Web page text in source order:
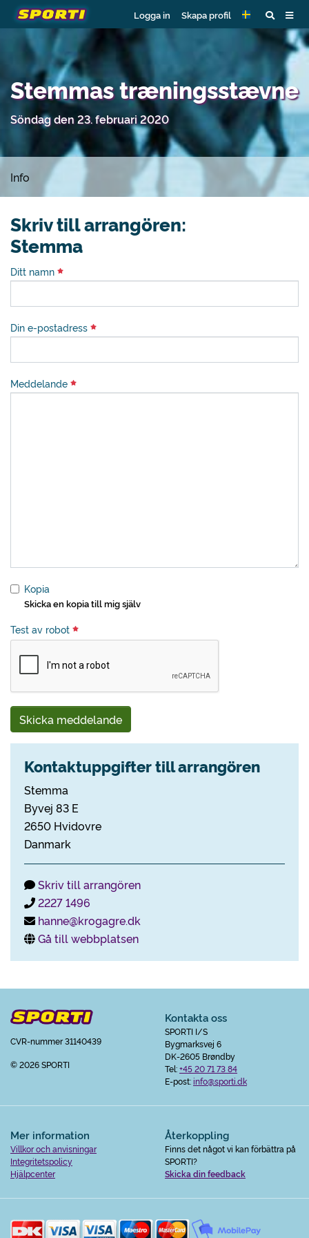
Logga in Skapa profil
Stemmas træningsstævne
Söndag den 23. februari 2020
Info
Skriv till arrangören:
Stemma
Ditt namn
Din e-postadress
Meddelande
Kopia
Skicka en kopia till mig själv
Test av robot
Skicka meddelande
Kontaktuppgifter till arrangören
Stemma
Byvej 83 E
2650 Hvidovre
Danmark
Skriv till arrangören
2227 1496
hanne@krogagre.dk
Gå till webbplatsen
CVR-nummer 31140439
© 2026 SPORTI
Kontakta oss
SPORTI I/S
Bygmarksvej 6
DK-2605 Brøndby
Tel:+45 20 71 73 84
E-post:info@sporti.dk
Mer information
Villkor och anvisningar
Integritetspolicy
Hjälpcenter
Återkoppling
Finns det något vi kan förbättra på
SPORTI?
Skicka din feedback